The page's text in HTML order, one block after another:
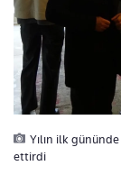
Yılın ilk
ettirdi